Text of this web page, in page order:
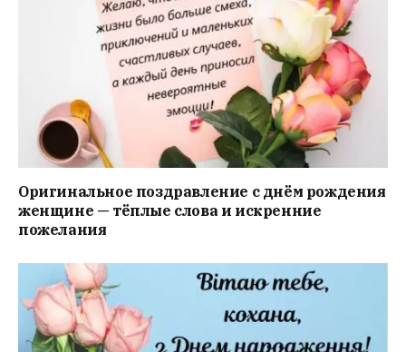
Оригинальное поздравление с днём рождения
женщине — тёплые слова и искренние
пожелания